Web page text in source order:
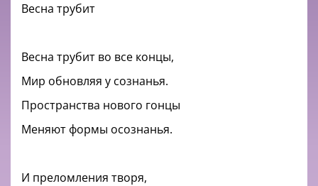
Весна трубит
Весна трубит во все концы,
Мир обновляя у сознанья.
Пространства нового гонцы
Меняют формы осознанья.
И преломления творя,